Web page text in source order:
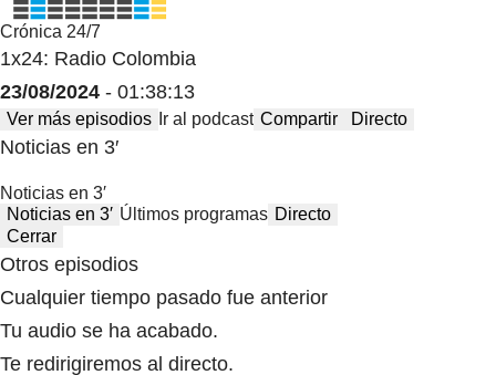
Crónica 24/7
1x24: Radio Colombia
23/08/2024 - 01:38:13
Ver más episodios Ir al podcast Compartir Directo
Noticias en 3′
Noticias en 3′
Noticias en 3′ Últimos programas Directo
Cerrar
Otros episodios
Cualquier tiempo pasado fue anterior
Tu audio se ha acabado.
Te redirigiremos al directo.